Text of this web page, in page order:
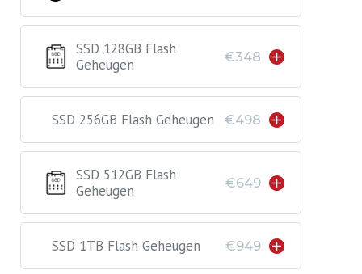
SSD 128GB Flash
Geheugen
€348
SSD 256GB Flash Geheugen €498
SSD 512GB Flash
Geheugen
€649
SSD 1TB Flash Geheugen €949